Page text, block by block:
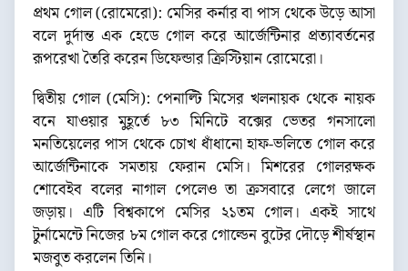
প্রথম গোল (রোমেরো): মেসির কর্নার বা পাস থেকে উড়ে আসা
বলে দুর্দান্ত এক হেডে গোল করে আর্জেন্টিনার প্রত্যাবর্তনের
রূপরেখা তৈরি করেন ডিফেন্ডার ক্রিস্টিয়ান রোমেরো।
দ্বিতীয় গোল (মেসি): পেনাল্টি মিসের খলনায়ক থেকে নায়ক
বনে যাওয়ার মুহূর্তে ৮৩ মিনিটে বক্সের ভেতর গনসালো
মনতিয়েলের পাস থেকে চোখ ধাঁধানো হাফ-ভলিতে গোল করে
আর্জেন্টিনাকে সমতায় ফেরান মেসি। মিশরের গোলরক্ষক
শোবেইব বলের নাগাল পেলেও তা ক্রসবারে লেগে জালে
জড়ায়। এটি বিশ্বকাপে মেসির ২১তম গোল। একই সাথে
টুর্নামেন্টে নিজের ৮ম গোল করে গোল্ডেন বুটের দৌড়ে শীর্ষস্থান
মজবুত করলেন তিনি।